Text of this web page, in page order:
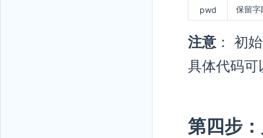
pwd 保留字
注意 ： 初
具体代码
第四步